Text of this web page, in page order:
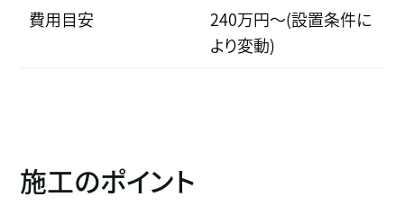
費用目安
240万円～(設置条件に
より変動)
施工のポイント